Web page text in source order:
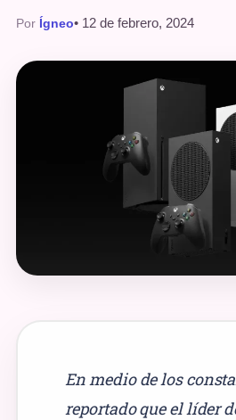
Por Ígneo• 12 de febrero, 2024
En medio de los
reportado que el líder